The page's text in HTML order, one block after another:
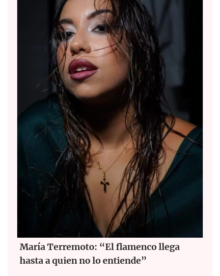
María Terremoto: “El flamenco llega
hasta a quien no lo entiende”